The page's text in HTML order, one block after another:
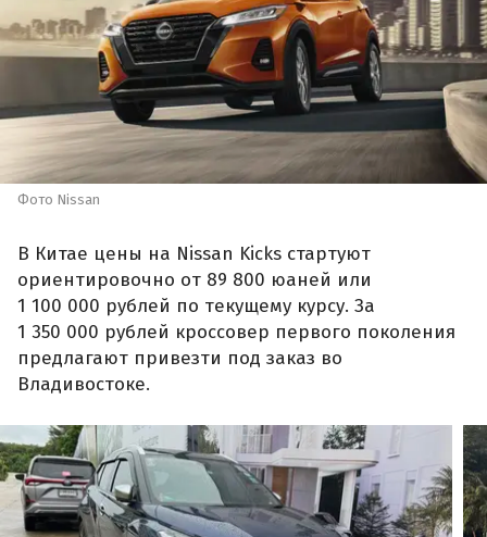
Фото Nissan
В Китае цены на Nissan Kicks стартуют
ориентировочно от 89 800 юаней или
1 100 000 рублей по текущему курсу. За
1 350 000 рублей кроссовер первого поколения
предлагают привезти под заказ во
Владивостоке.